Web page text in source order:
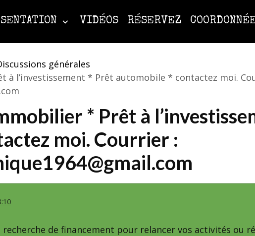
VIDÉOS RÉSERVEZ
générales
à l’investissement * Prêt automobile * contactez moi.
* Prêt à
moi. Courrier :
recherche de financement pour relancer vos activités ou